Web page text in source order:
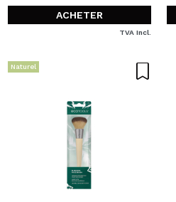
ACHETER
TVA Incl.
Naturel